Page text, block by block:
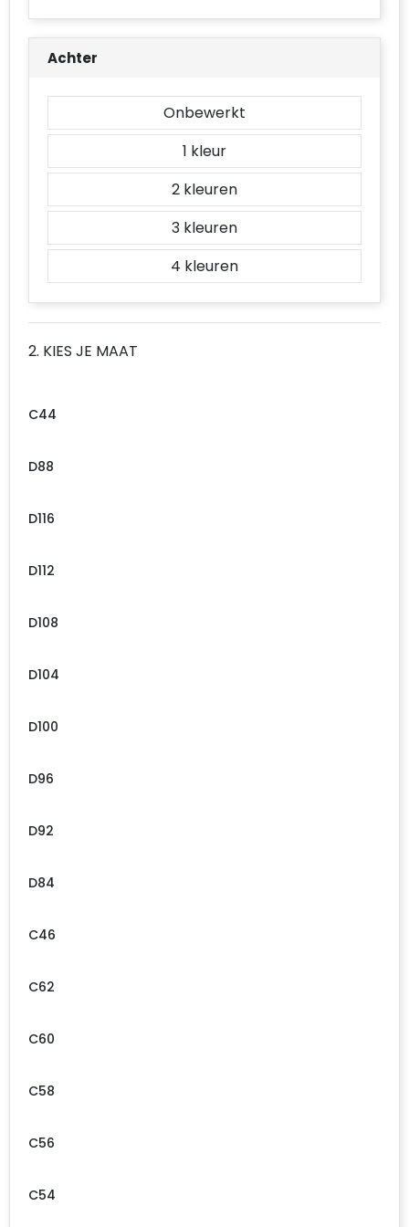
Accessoires voor tassen
Duffeltassen
Aktetassen
Waterbestendige tassen
Opvouwbare tassen
Achter
Onbewerkt
1
2
3
4
2. KIES JE MAAT
C44
D88
D116
D112
D108
D104
D100
D96
D92
D84
C46
C62
C60
C58
C56
C54